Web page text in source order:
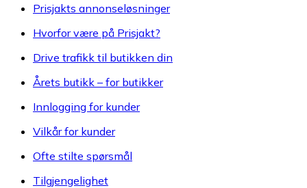
Prisjakts annonseløsninger
Hvorfor være på Prisjakt?
Drive trafikk til butikken din
Årets butikk – for butikker
Innlogging for kunder
Vilkår for kunder
Ofte stilte spørsmål
Tilgjengelighet